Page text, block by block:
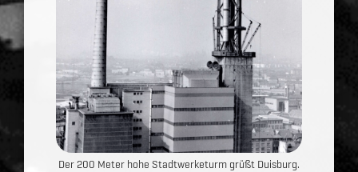
Der 200 Meter hohe Stadtwerketurm grüßt Duisburg.